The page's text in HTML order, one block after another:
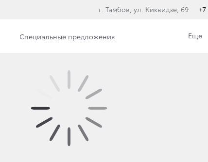
г. Тамбов, ул. Киквидзе, 69
Специальные предложения Еще
— ЛУЧШИЙ
В РОССИИ